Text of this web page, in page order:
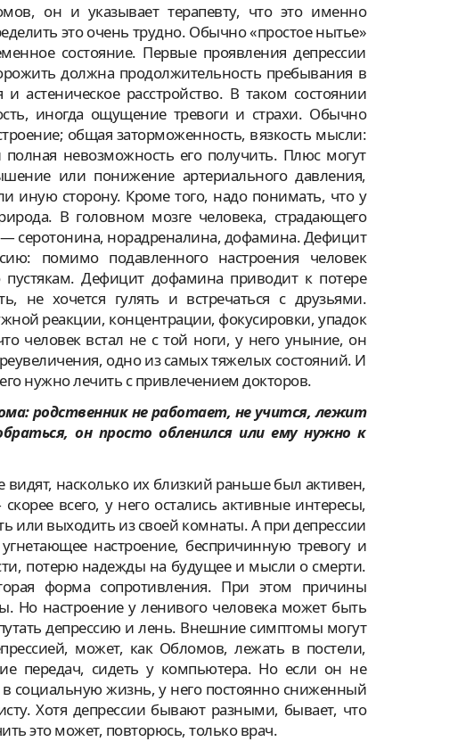
он и указывает терапевту, что это именно
это очень трудно. Обычно «простое нытье»
состояние. Первые проявления депрессии
должна продолжительность пребывания в
астеническое расстройство. В таком состоянии
иногда ощущение тревоги и страхи. Обычно
общая заторможенность, вязкость мысли:
полная невозможность его получить. Плюс могут
или понижение артериального давления,
иную сторону. Кроме того, надо понимать, что у
В головном мозге человека, страдающего
серотонина, норадреналина, дофамина. Дефицит
помимо подавленного настроения человек
пустякам. Дефицит дофамина приводит к потере
не хочется гулять и встречаться с друзьями.
реакции, концентрации, фокусировки, упадок
человек встал не с той ноги, у него уныние, он
одно из самых тяжелых состояний. И
нужно лечить с привлечением докторов.
родственник не работает, не учится, лежит
он просто обленился или ему нужно к
насколько их близкий раньше был активен,
всего, у него остались активные интересы,
или выходить из своей комнаты. А при депрессии
настроение, беспричинную тревогу и
потерю надежды на будущее и мысли о смерти.
форма сопротивления. При этом причины
Но настроение у ленивого человека может быть
депрессию и лень. Внешние симптомы могут
может, как Обломов, лежать в постели,
передач, сидеть у компьютера. Но если он не
социальную жизнь, у него постоянно сниженный
Хотя депрессии бывают разными, бывает, что
это может, повторюсь, только врач.